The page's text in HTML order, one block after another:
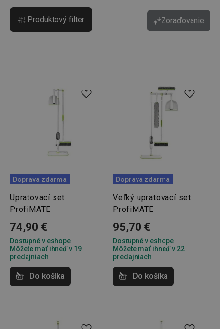
Produktový filter Zoraďovanie
Doprava zdarma
Upratovací set
ProfiMATE
74,90 €
Dostupné v eshope
Môžete mať ihneď v 19
predajniach
Do košíka
Doprava zdarma
Veľký upratovací set
ProfiMATE
95,70 €
Dostupné v eshope
Môžete mať ihneď v 22
predajniach
Do košíka